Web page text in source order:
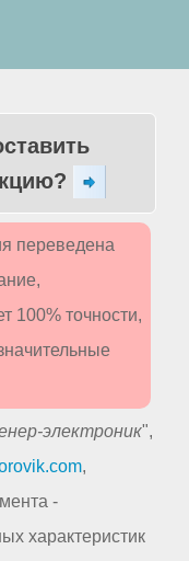
переведена
100% точности,
электроник",
,
-
характеристик